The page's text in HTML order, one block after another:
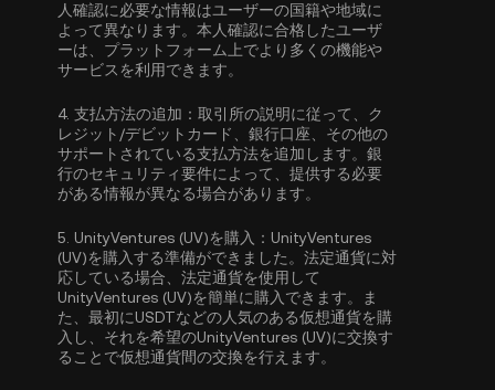
人確認に必要な情報はユーザーの国籍や地域に
よって異なります。本人確認に合格したユーザ
ーは、プラットフォーム上でより多くの機能や
サービスを利用できます。
4. 支払方法の追加： 取引所の説明に従って、ク
レジット/デビットカード、銀行口座、その他の
サポートされている支払方法を追加します。銀
行のセキュリティ要件によって、提供する必要
がある情報が異なる場合があります。
5. UnityVentures (UV)を購入： UnityVentures
(UV)を購入する準備ができました。法定通貨に対
応している場合、法定通貨を使用して
UnityVentures (UV)を簡単に購入できます。ま
た、最初にUSDTなどの人気のある仮想通貨を購
入し、それを希望のUnityVentures (UV)に交換す
ることで仮想通貨間の交換を行えます。